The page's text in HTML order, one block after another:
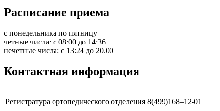
Расписание приема
с понедельника по пятницу
четные числа: с 08:00 до 14:36
нечетные числа: с 13:24 до 20.00
Контактная информация
Регистратура ортопедического отделения 8(499)168–12-01